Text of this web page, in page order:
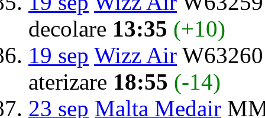
decolare 13:35 (+10)
19 sep Wizz Air
aterizare 18:55 (-14)
23 sep Malta Medair